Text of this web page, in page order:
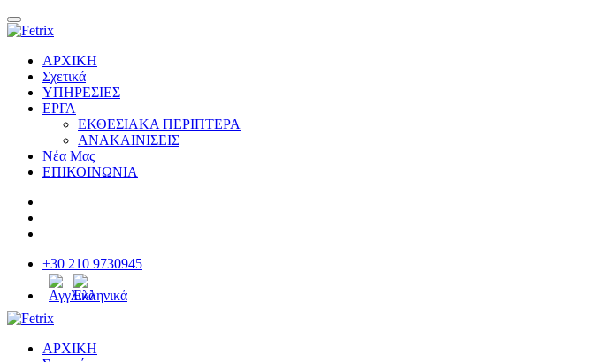
ΑΡΧΙΚΗ
Σχετικά
ΥΠΗΡΕΣΙΕΣ
ΕΡΓΑ
ΕΚΘΕΣΙΑΚΑ ΠΕΡΙΠΤΕΡΑ
ΑΝΑΚΑΙΝΙΣΕΙΣ
Νέα Μας
ΕΠΙΚΟΙΝΩΝΙΑ
+30 210 9730945
ΑΡΧΙΚΗ